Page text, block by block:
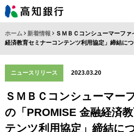
ホーム 新着情報
ＳＭＢＣコンシューマーフ
経済教育セミナーコンテンツ利用協定」締結に
ニュースリリース 2023.03.20
ＳＭＢＣコンシューマー
の「PROMISE 金融経済
テンツ利用協定」締結に